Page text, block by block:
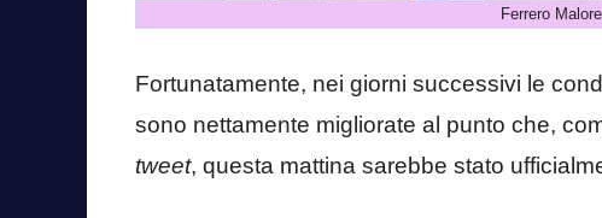
Ferrero
Fortunatamente, nei giorni successivi le
sono nettamente migliorate al punto che,
tweet, questa mattina sarebbe stato